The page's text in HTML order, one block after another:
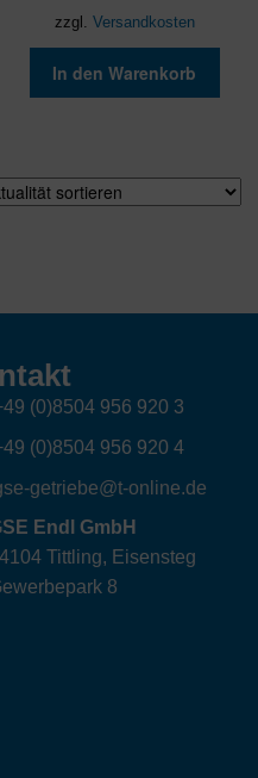
zzgl. Versandkosten
In den Warenkorb
(0)8504 956 920 3
(0)8504 956 920 4
getriebe@t-online.de
Endl GmbH
Tittling, Eisensteg
8